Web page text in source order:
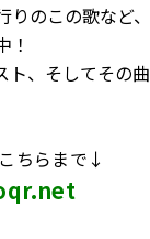
りのこの歌など
！
ト、そしてその
ちらまで↓